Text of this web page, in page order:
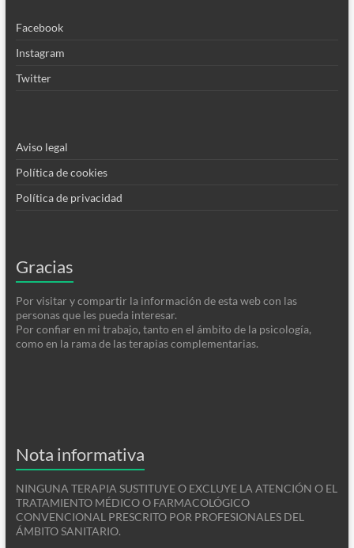
Facebook
Instagram
Twitter
Aviso legal
Política de cookies
Política de privacidad
Gracias
Por visitar y compartir la información de esta web con las
personas que les pueda interesar.
Por confiar en mi trabajo, tanto en el ámbito de la psicología,
como en la rama de las terapias complementarias.
Nota informativa
NINGUNA TERAPIA SUSTITUYE O EXCLUYE LA ATENCIÓN O EL
TRATAMIENTO MÉDICO O FARMACOLÓGICO
CONVENCIONAL PRESCRITO POR PROFESIONALES DEL
ÁMBITO SANITARIO.